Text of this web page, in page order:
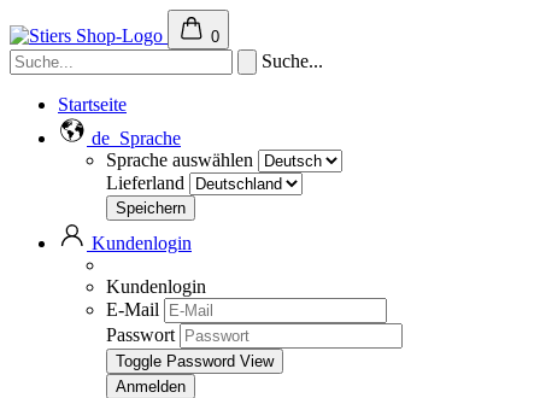
0
Suche...
Startseite
de Sprache
Sprache auswählen
Lieferland
Kundenlogin
Kundenlogin
E-Mail
Passwort
Toggle Password View